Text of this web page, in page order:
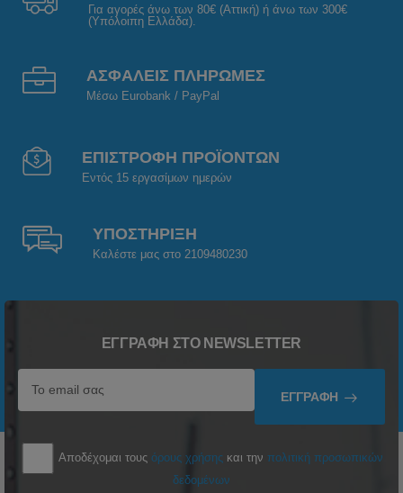
Για αγορές άνω των 80€ (Αττική) ή άνω των 300€
(Υπόλοιπη Ελλάδα).
ΑΣΦΑΛΕΙΣ ΠΛΗΡΩΜΕΣ
Μέσω Eurobank / PayPal
ΕΠΙΣΤΡΟΦΗ ΠΡΟΪΟΝΤΩΝ
Εντός 15 εργασίμων ημερών
ΥΠΟΣΤΗΡΙΞΗ
Καλέστε μας στο 2109480230
ΕΓΓΡΑΦΉ ΣΤΟ NEWSLETTER
ΕΓΓΡΑΦΉ
Αποδέχομαι τους όρους χρήσης και την πολιτική προσωπικών
δεδομένων